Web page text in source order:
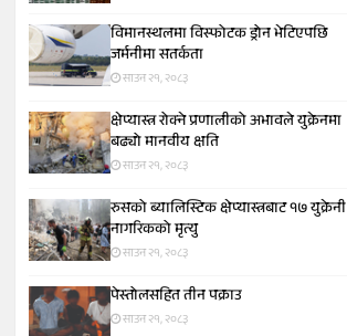
विमानस्थलमा विस्फोटक ड्रोन भेटिएपछि
जर्मनीमा सतर्कता
साउन २१, २०८३
क्षेप्यास्त्र रोक्ने प्रणालीको अभावले युक्रेनमा
बढ्यो मानवीय क्षति
साउन २१, २०८३
रुसको ब्यालिस्टिक क्षेप्यास्त्रबाट १७ युक्रेनी
नागरिकको मृत्यु
साउन २१, २०८३
पेस्तोलसहित तीन पक्राउ
साउन २१, २०८३